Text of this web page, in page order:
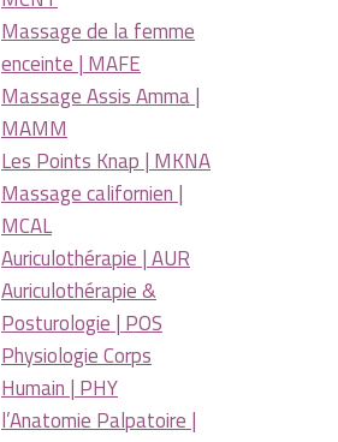
Massage de la femme
enceinte | MAFE
Massage Assis Amma |
MAMM
Les Points Knap | MKNA
Massage californien |
MCAL
Auriculothérapie | AUR
Auriculothérapie &
Posturologie | POS
Physiologie Corps
Humain | PHY
l’Anatomie Palpatoire |